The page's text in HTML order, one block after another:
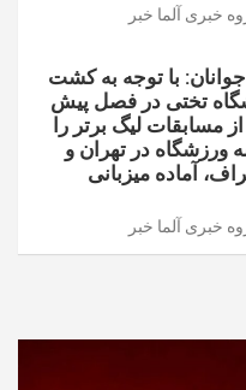
خبری آلما خبر
با توجه به کشت
تختی در فصل پیش
مسابقات لیگ برتر را
در تهران و
آماده میزبانی
خبری آلما خبر